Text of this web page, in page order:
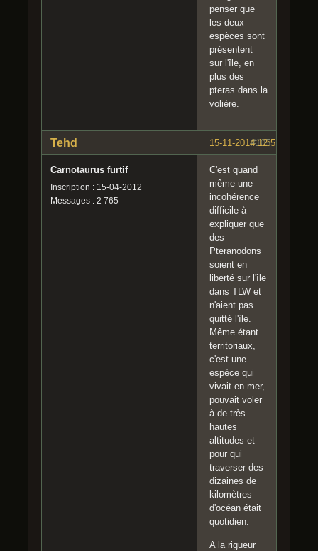
penser que
les deux
espèces sont
présentent
sur l'île, en
plus des
pteras dans la
volière.
#105
15-11-2014 12:51:59
Tehd
Carnotaurus furtif
Inscription : 15-04-2012
Messages : 2 765
C'est quand
même une
incohérence
difficile à
expliquer que
des
Pteranodons
soient en
liberté sur l'île
dans TLW et
n'aient pas
quitté l'île.
Même étant
territoriaux,
c'est une
espèce qui
vivait en mer,
pouvait voler
à de très
hautes
altitudes et
pour qui
traverser des
dizaines de
kilomètres
d'océan était
quotidien.
A la rigueur